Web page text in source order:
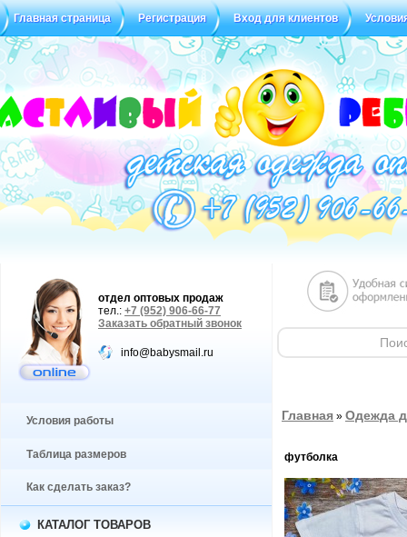
Главная страница Регистрация Вход для клиентов
Статус заказа Отзывы
отдел оптовых продаж
тел.: +7 (952) 906-66-77
Заказать обратный звонок
info@babysmail.ru
Условия работы
Таблица размеров
Как сделать заказ?
КАТАЛОГ ТОВАРОВ
Главная » Одежда
футболка